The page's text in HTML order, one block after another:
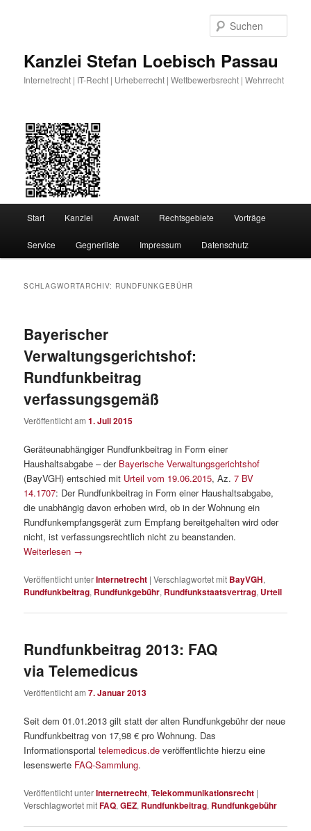
Kanzlei Stefan Loebisch Passau
Internetrecht | IT-Recht | Urheberrecht | Wettbewerbsrecht | Wehrrecht
Start Kanzlei Anwalt Rechtsgebiete Vorträge
Service Gegnerliste Impressum Datenschutz
SCHLAGWORTARCHIV: RUNDFUNKGEBÜHR
Bayerischer
Verwaltungsgerichtshof:
Rundfunkbeitrag
verfassungsgemäß
Veröffentlicht am1. Juli 2015
Geräteunabhängiger Rundfunkbeitrag in Form einer
Haushaltsabgabe – der Bayerische Verwaltungsgerichtshof
(BayVGH) entschied mit Urteil vom 19.06.2015, Az.7 BV
14.1707: Der Rundfunkbeitrag in Form einer Haushaltsabgabe,
die unabhängig davon erhoben wird, ob in der Wohnung ein
Rundfunkempfangsgerät zum Empfang bereitgehalten wird oder
nicht, ist verfassungsrechtlich nicht zu beanstanden.
Weiterlesen →
Veröffentlicht unterInternetrecht |Verschlagwortet mit BayVGH,
Rundfunkbeitrag, Rundfunkgebühr, Rundfunkstaatsvertrag, Urteil
Rundfunkbeitrag 2013: FAQ
via Telemedicus
Veröffentlicht am7. Januar 2013
Seit dem 01.01.2013 gilt statt der alten Rundfunkgebühr der neue
Rundfunkbeitrag von 17,98 € pro Wohnung. Das
Informationsportaltelemedicus.de veröffentlichte hierzu eine
lesenswerte FAQ-Sammlung.
Veröffentlicht unterInternetrecht,Telekommunikationsrecht |
Verschlagwortet mitFAQ,GEZ, Rundfunkbeitrag, Rundfunkgebühr